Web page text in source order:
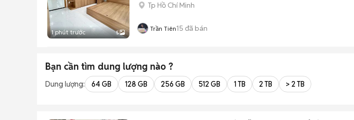
1 phút trước 5
Tp Hồ Chí Minh
Trần Tiên15 đã bán
Bạn cần tìm dung lượng nào ?
Dung lượng: 64 GB 128 GB 256 GB 512 GB 1 TB 2 TB > 2 TB